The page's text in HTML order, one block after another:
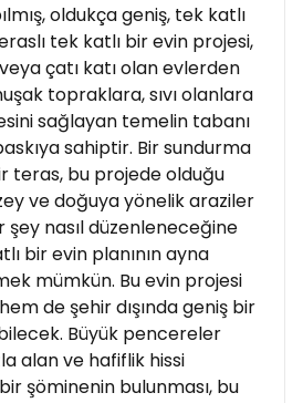
oldukça geniş, tek katlı
tek katlı bir evin projesi,
çatı katı olan evlerden
topraklara, sıvı olanlara
sağlayan temelin tabanı
sahiptir. Bir sundurma
teras, bu projede olduğu
ve doğuya yönelik araziler
şey nasıl düzenleneceğine
bir evin planının ayna
mümkün. Bu evin projesi
de şehir dışında geniş bir
Büyük pencereler
alan ve hafiflik hissi
şöminenin bulunması, bu